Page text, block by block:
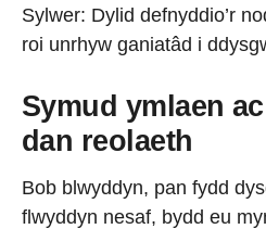
Sylwer: Dylid defnyddio’r
roi unrhyw ganiatâd i
Symud ymlaen
dan reolaeth
Bob blwyddyn, pan fydd
flwyddyn nesaf, bydd eu